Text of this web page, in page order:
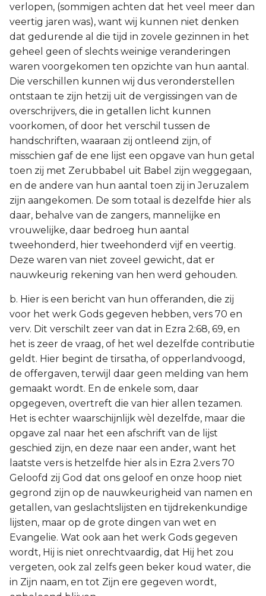
verlopen, (sommigen achten dat het veel meer dan
veertig jaren was), want wij kunnen niet denken
dat gedurende al die tijd in zovele gezinnen in het
geheel geen of slechts weinige veranderingen
waren voorgekomen ten opzichte van hun aantal.
Die verschillen kunnen wij dus veronderstellen
ontstaan te zijn hetzij uit de vergissingen van de
overschrijvers, die in getallen licht kunnen
voorkomen, of door het verschil tussen de
handschriften, waaraan zij ontleend zijn, of
misschien gaf de ene lijst een opgave van hun getal
toen zij met Zerubbabel uit Babel zijn weggegaan,
en de andere van hun aantal toen zij in Jeruzalem
zijn aangekomen. De som totaal is dezelfde hier als
daar, behalve van de zangers, mannelijke en
vrouwelijke, daar bedroeg hun aantal
tweehonderd, hier tweehonderd vijf en veertig.
Deze waren van niet zoveel gewicht, dat er
nauwkeurig rekening van hen werd gehouden.
b. Hier is een bericht van hun offeranden, die zij
voor het werk Gods gegeven hebben, vers 70 en
verv. Dit verschilt zeer van dat in Ezra 2:68, 69, en
het is zeer de vraag, of het wel dezelfde contributie
geldt. Hier begint de tirsatha, of opperlandvoogd,
de offergaven, terwijl daar geen melding van hem
gemaakt wordt. En de enkele som, daar
opgegeven, overtreft die van hier allen tezamen.
Het is echter waarschijnlijk wèl dezelfde, maar die
opgave zal naar het een afschrift van de lijst
geschied zijn, en deze naar een ander, want het
laatste vers is hetzelfde hier als in Ezra 2.vers 70
Geloofd zij God dat ons geloof en onze hoop niet
gegrond zijn op de nauwkeurigheid van namen en
getallen, van geslachtslijsten en tijdrekenkundige
lijsten, maar op de grote dingen van wet en
Evangelie. Wat ook aan het werk Gods gegeven
wordt, Hij is niet onrechtvaardig, dat Hij het zou
vergeten, ook zal zelfs geen beker koud water, die
in Zijn naam, en tot Zijn ere gegeven wordt,